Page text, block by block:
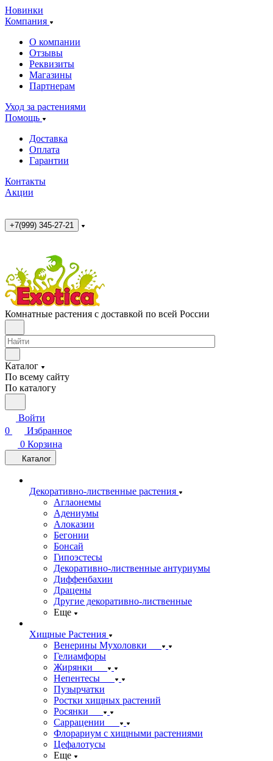
Новинки
Компания
О компании
Отзывы
Реквизиты
Магазины
Партнерам
Уход за растениями
Помощь
Доставка
Оплата
Гарантии
Контакты
Акции
+7(999) 345-27-21
Комнатные растения с доставкой по всей России
Каталог
По всему сайту
По каталогу
Войти
0
Избранное
0 Корзина
Каталог
Декоративно-лиственные растения
Аглаонемы
Адениумы
Алоказии
Бегонии
Бонсай
Гипоэстесы
Декоративно-лиственные антуриумы
Диффенбахии
Драцены
Другие декоративно-лиственные
Еще
Хищные Растения
Венерины Мухоловки
Гелиамфоры
Жирянки
Непентесы
Пузырчатки
Ростки хищных растений
Росянки
Саррацении
Флорариум с хищными растениями
Цефалотусы
Еще